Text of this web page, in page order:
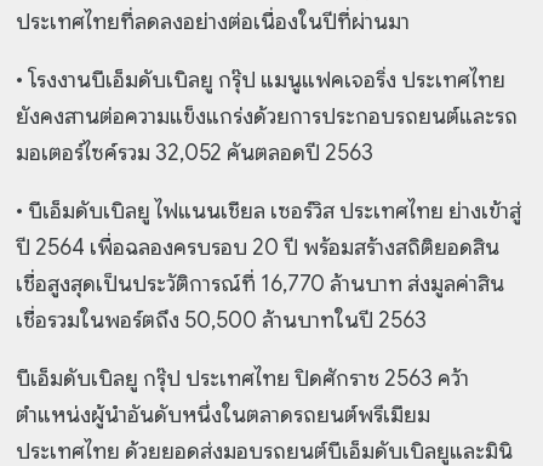
ประเทศไทยที่ลดลงอย่างต่อเนื่องในปีที่ผ่านมา
• โรงงานบีเอ็มดับเบิลยู กรุ๊ป แมนูแฟคเจอริ่ง ประเทศไทย
ยังคงสานต่อความแข็งแกร่งด้วยการประกอบรถยนต์และรถ
มอเตอร์ไซค์รวม 32,052 คันตลอดปี 2563
• บีเอ็มดับเบิลยู ไฟแนนเชียล เซอร์วิส ประเทศไทย ย่างเข้าสู่
ปี 2564 เพื่อฉลองครบรอบ 20 ปี พร้อมสร้างสถิติยอดสิน
เชื่อสูงสุดเป็นประวัติการณ์ที่ 16,770 ล้านบาท ส่งมูลค่าสิน
เชื่อรวมในพอร์ตถึง 50,500 ล้านบาทในปี 2563
บีเอ็มดับเบิลยู กรุ๊ป ประเทศไทย ปิดศักราช 2563 คว้า
ตำแหน่งผู้นำอันดับหนึ่งในตลาดรถยนต์พรีเมียม
ประเทศไทย ด้วยยอดส่งมอบรถยนต์บีเอ็มดับเบิลยูและมินิ